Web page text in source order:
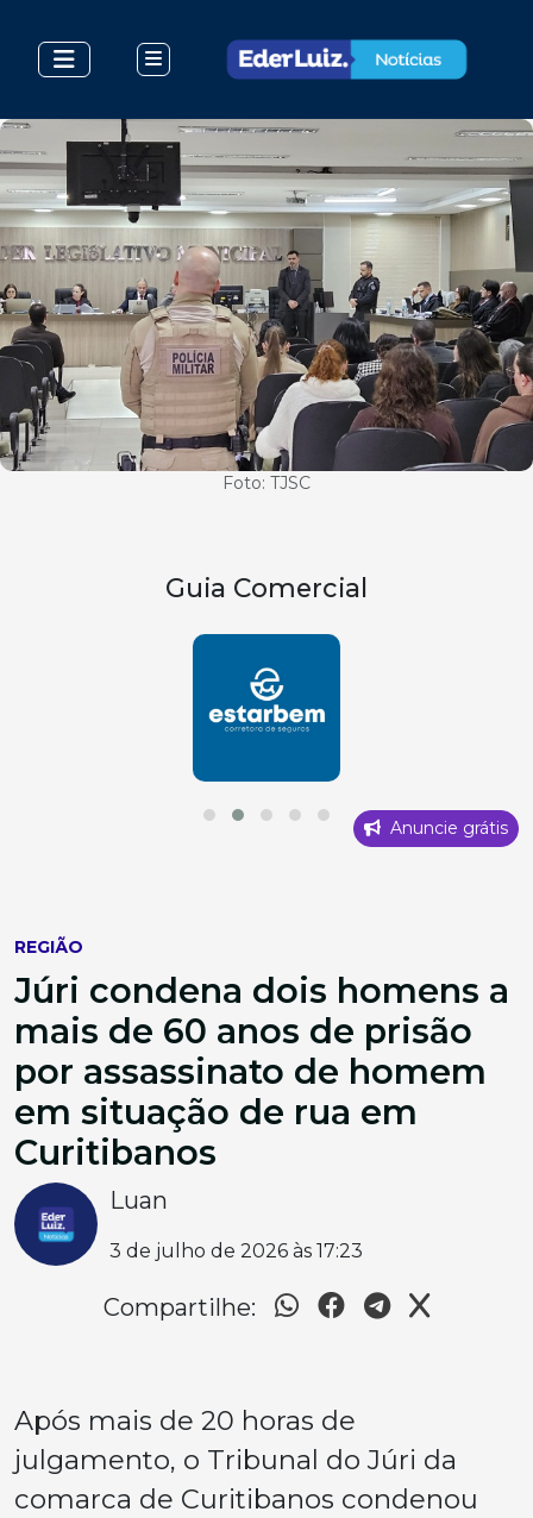
Foto: TJSC
Guia Comercial
Anuncie grátis
REGIÃO
Júri condena dois homens a
mais de 60 anos de prisão
por assassinato de homem
em situação de rua em
Curitibanos
Luan
3 de julho de 2026 às 17:23
Compartilhe:
Após mais de 20 horas de
julgamento, o Tribunal do Júri da
comarca de Curitibanos condenou